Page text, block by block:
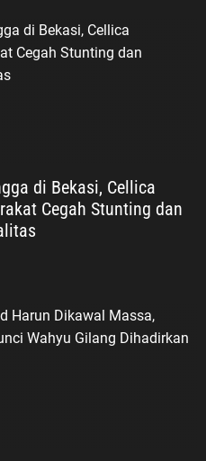
di Bekasi, Cellica
Cegah Stunting dan